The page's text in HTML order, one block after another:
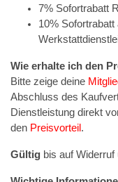
7% Sofortrabatt
10% Sofortrabatt
Wie erhalte ich den
Bitte zeige deine
Abschluss des
Dienstleistung direkt
den Preisvorteil .
Gültig bis auf Widerruf